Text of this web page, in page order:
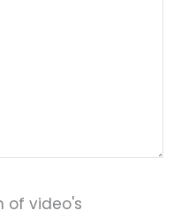
of video's